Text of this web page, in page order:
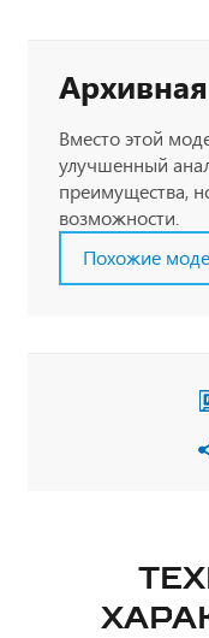
Вместо этой
улучшенный
преимущества,
возможности.
Похожие